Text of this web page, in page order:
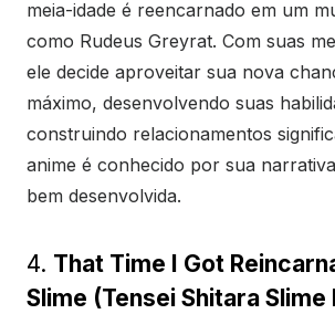
meia-idade é reencarnado em um
como Rudeus Greyrat. Com suas
ele decide aproveitar sua nova
máximo, desenvolvendo suas
construindo relacionamentos
anime é conhecido por sua
bem desenvolvida.
4. That Time I Got
Slime (Tensei Shitara Slime